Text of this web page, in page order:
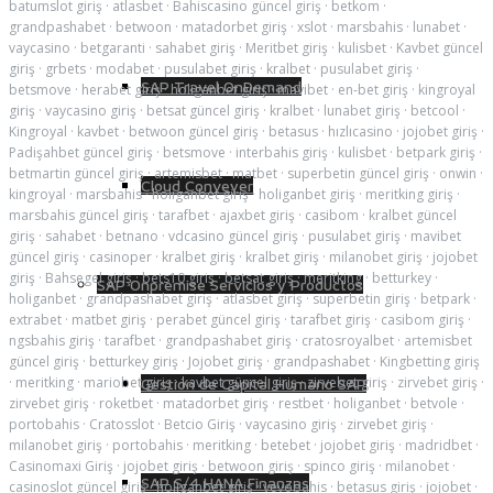
SAP Travel OnDemand
Cloud Conveyer
SAP Onpremise Servicios y Productos
Gestión de Capital Humano SAP
SAP S/4 HANA Finanzas
batumslot giriş · atlasbet · Bahiscasino güncel giriş · betkom ·
grandpashabet · betwoon · matadorbet giriş · xslot · marsbahis · lunabet ·
vaycasino · betgaranti · sahabet giriş · Meritbet giriş · kulisbet · Kavbet güncel
giriş · grbets · modabet · pusulabet giriş · kralbet · pusulabet giriş ·
betsmove · herabet giriş·holiganbet giriş·mavibet · en-bet giriş · kingroyal
giriş · vaycasino giriş · betsat güncel giriş · kralbet · lunabet giriş · betcool ·
Kingroyal · kavbet · betwoon güncel giriş · betasus · hızlıcasino · jojobet giriş ·
Padişahbet güncel giriş · betsmove · interbahis giriş · kulisbet · betpark giriş ·
betmartin güncel giriş·artemisbet·matbet · superbetin güncel giriş · onwin ·
kingroyal · marsbahis·holiganbet giriş· holiganbet giriş · meritking giriş ·
marsbahis güncel giriş · tarafbet · ajaxbet giriş · casibom · kralbet güncel
giriş · sahabet · betnano · vdcasino güncel giriş · pusulabet giriş · mavibet
güncel giriş · casinoper · kralbet giriş · kralbet giriş · milanobet giriş · jojobet
giriş · Bahsegel giriş·bets10 giriş·betsat giriş·meritking· betturkey ·
holiganbet · grandpashabet giriş·atlasbet giriş·superbetin giriş · betpark ·
extrabet · matbet giriş · perabet güncel giriş · tarafbet giriş · casibom giriş ·
ngsbahis giriş · tarafbet · grandpashabet giriş · cratosroyalbet · artemisbet
güncel giriş · betturkey giriş · Jojobet giriş · grandpashabet · Kingbetting giriş
· meritking · mariobet giriş·kavbet güncel giriş·zirvebet giriş · zirvebet giriş ·
zirvebet giriş · roketbet · matadorbet giriş · restbet · holiganbet · betvole ·
portobahis · Cratosslot · Betcio Giriş · vaycasino giriş · zirvebet giriş ·
milanobet giriş · portobahis · meritking · betebet · jojobet giriş · madridbet ·
Casinomaxi Giriş · jojobet giriş · betwoon giriş · spinco giriş · milanobet ·
casinoslot güncel giriş·holiganbet giriş·vevobahis · betasus giriş · jojobet ·